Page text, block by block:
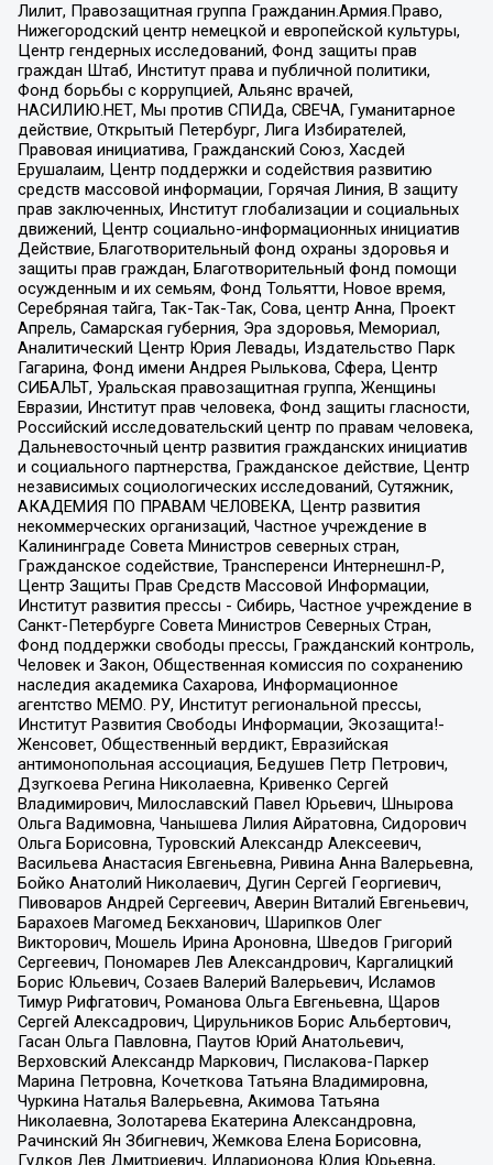
Лилит, Правозащитная группа Гражданин.Армия.Право,
Нижегородский центр немецкой и европейской культуры,
Центр гендерных исследований, Фонд защиты прав
граждан Штаб, Институт права и публичной политики,
Фонд борьбы с коррупцией, Альянс врачей,
НАСИЛИЮ.НЕТ, Мы против СПИДа, СВЕЧА, Гуманитарное
действие, Открытый Петербург, Лига Избирателей,
Правовая инициатива, Гражданский Союз, Хасдей
Ерушалаим, Центр поддержки и содействия развитию
средств массовой информации, Горячая Линия, В защиту
прав заключенных, Институт глобализации и социальных
движений, Центр социально-информационных инициатив
Действие, Благотворительный фонд охраны здоровья и
защиты прав граждан, Благотворительный фонд помощи
осужденным и их семьям, Фонд Тольятти, Новое время,
Серебряная тайга, Так-Так-Так, Сова, центр Анна, Проект
Апрель, Самарская губерния, Эра здоровья, Мемориал,
Аналитический Центр Юрия Левады, Издательство Парк
Гагарина, Фонд имени Андрея Рылькова, Сфера, Центр
СИБАЛЬТ, Уральская правозащитная группа, Женщины
Евразии, Институт прав человека, Фонд защиты гласности,
Российский исследовательский центр по правам человека,
Дальневосточный центр развития гражданских инициатив
и социального партнерства, Гражданское действие, Центр
независимых социологических исследований, Сутяжник,
АКАДЕМИЯ ПО ПРАВАМ ЧЕЛОВЕКА, Центр развития
некоммерческих организаций, Частное учреждение в
Калининграде Совета Министров северных стран,
Гражданское содействие, Трансперенси Интернешнл-Р,
Центр Защиты Прав Средств Массовой Информации,
Институт развития прессы - Сибирь, Частное учреждение в
Санкт-Петербурге Совета Министров Северных Стран,
Фонд поддержки свободы прессы, Гражданский контроль,
Человек и Закон, Общественная комиссия по сохранению
наследия академика Сахарова, Информационное
агентство МЕМО. РУ, Институт региональной прессы,
Институт Развития Свободы Информации, Экозащита!-
Женсовет, Общественный вердикт, Евразийская
антимонопольная ассоциация, Бедушев Петр Петрович,
Дзугкоева Регина Николаевна, Кривенко Сергей
Владимирович, Милославский Павел Юрьевич, Шнырова
Ольга Вадимовна, Чанышева Лилия Айратовна, Сидорович
Ольга Борисовна, Туровский Александр Алексеевич,
Васильева Анастасия Евгеньевна, Ривина Анна Валерьевна,
Бойко Анатолий Николаевич, Дугин Сергей Георгиевич,
Пивоваров Андрей Сергеевич, Аверин Виталий Евгеньевич,
Барахоев Магомед Бекханович, Шарипков Олег
Викторович, Мошель Ирина Ароновна, Шведов Григорий
Сергеевич, Пономарев Лев Александрович, Каргалицкий
Борис Юльевич, Созаев Валерий Валерьевич, Исламов
Тимур Рифгатович, Романова Ольга Евгеньевна, Щаров
Сергей Алексадрович, Цирульников Борис Альбертович,
Гасан Ольга Павловна, Паутов Юрий Анатольевич,
Верховский Александр Маркович, Пислакова-Паркер
Марина Петровна, Кочеткова Татьяна Владимировна,
Чуркина Наталья Валерьевна, Акимова Татьяна
Николаевна, Золотарева Екатерина Александровна,
Рачинский Ян Збигневич, Жемкова Елена Борисовна,
Гудков Лев Дмитриевич, Илларионова Юлия Юрьевна,